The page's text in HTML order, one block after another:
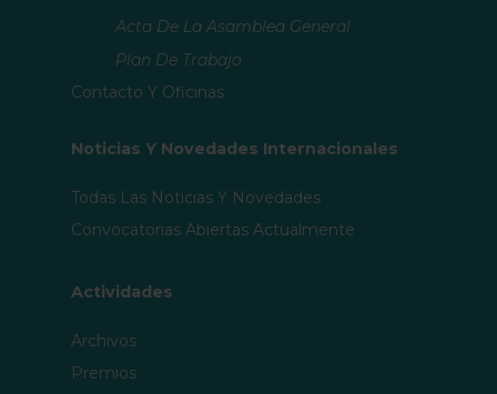
Acta De La Asamblea General
Plan De Trabajo
Contacto Y Oficinas
Noticias Y Novedades Internacionales
Todas Las Noticias Y Novedades
Convocatorias Abiertas Actualmente
Actividades
Archivos
Premios